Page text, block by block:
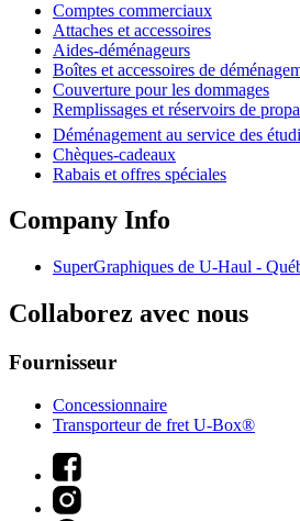
Comptes commerciaux
Attaches et accessoires
Aides-déménageurs
Boîtes et accessoires de
Couverture pour les dommages
Remplissages et réservoirs de
Déménagement au service des
Chèques-cadeaux
Rabais et offres spéciales
Company Info
SuperGraphiques de U-Haul -
Collaborez avec nous
Fournisseur
Concessionnaire
Transporteur de fret U-Box®